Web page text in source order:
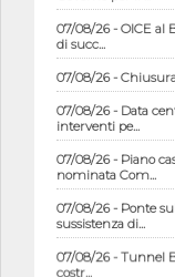
07/08/26 - OICE al
di succ...
07/08/26 -
07/08/26 - Data
interventi pe...
07/08/26 - Piano
nominata Com...
07/08/26 - Ponte
sussistenza di...
07/08/26 - Tunnel
costr...